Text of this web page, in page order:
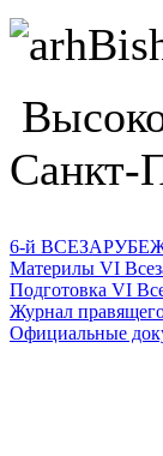
Санкт-
6-й
Материлы VI
Подготовка VI
Журнал
Официальные